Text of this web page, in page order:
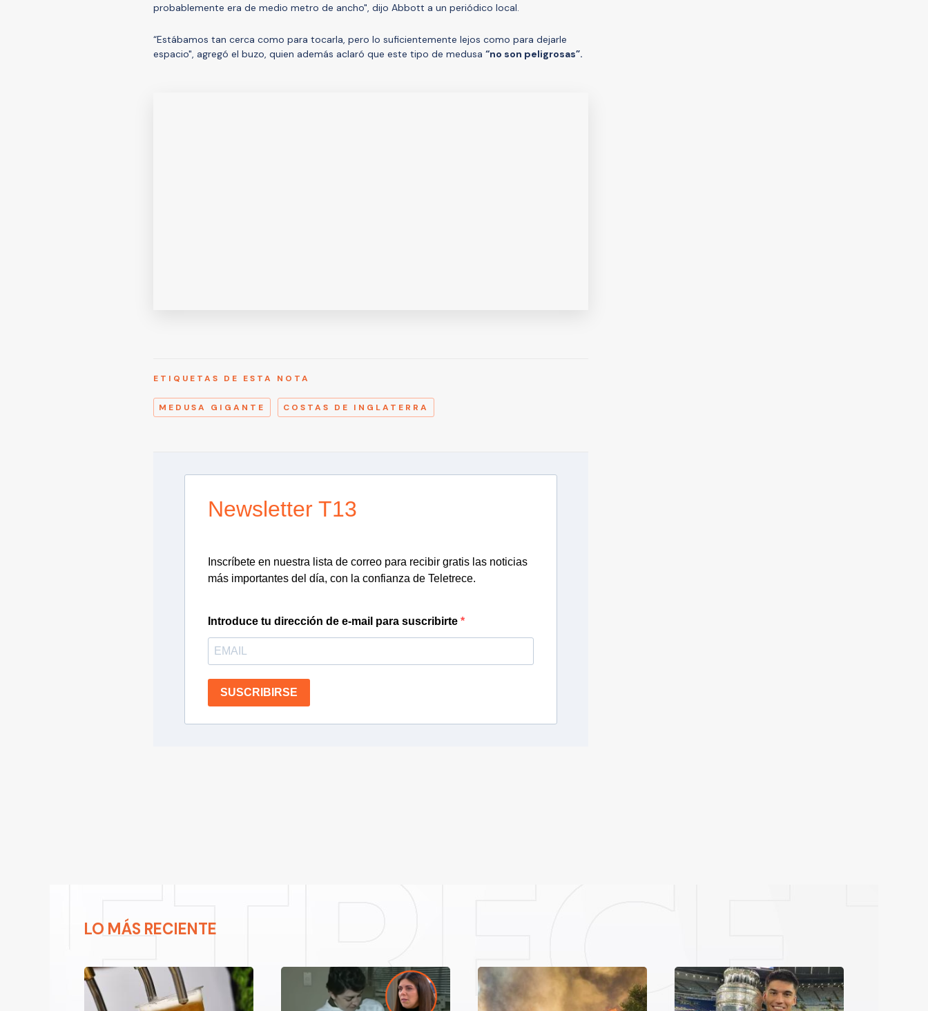
probablemente era de medio metro de ancho", dijo Abbott a un periódico local.
“Estábamos tan cerca como para tocarla, pero lo suficientemente lejos como para dejarle
espacio", agregó el buzo, quien además aclaró que este tipo de medusa “no son peligrosas”.
ETIQUETAS DE ESTA NOTA
MEDUSA GIGANTE COSTAS DE INGLATERRA
Newsletter T13
Inscríbete en nuestra lista de correo para recibir gratis las noticias
más importantes del día, con la confianza de Teletrece.
Introduce tu dirección de e-mail para suscribirte
SUSCRIBIRSE
LO MÁS RECIENTE